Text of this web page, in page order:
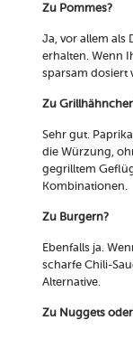
Zu Pommes?
Ja, vor allem als
erhalten. Wenn
sparsam dosiert
Zu
Sehr gut.
die Würzung,
gegrilltem
Kombinationen.
Zu Burgern?
Ebenfalls ja.
scharfe Chili-
Alternative.
Zu Nuggets